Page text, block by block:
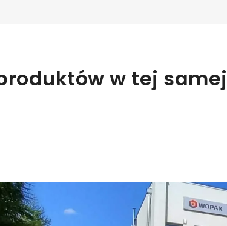
w tej